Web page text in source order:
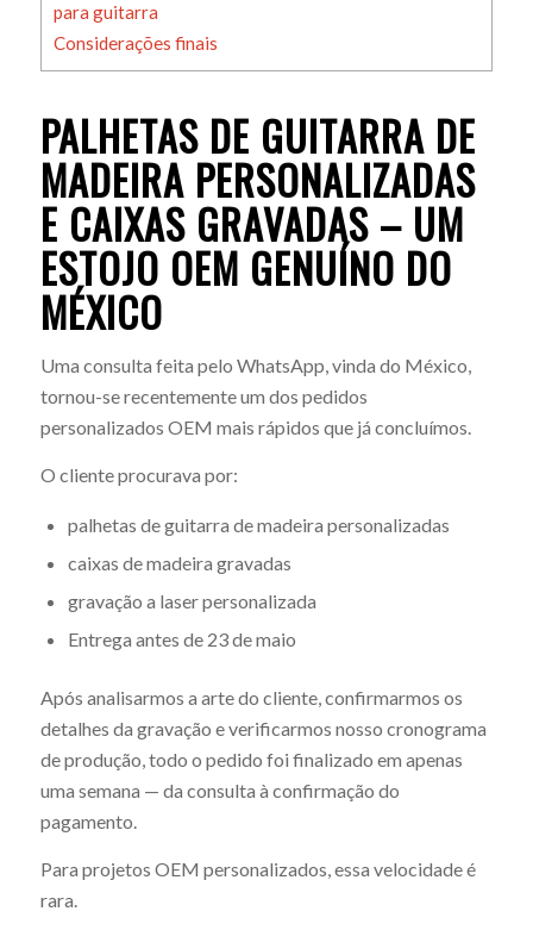
para guitarra
Considerações finais
PALHETAS DE GUITARRA DE
MADEIRA PERSONALIZADAS
E CAIXAS GRAVADAS – UM
ESTOJO OEM GENUÍNO DO
MÉXICO
Uma consulta feita pelo WhatsApp, vinda do México,
tornou-se recentemente um dos pedidos
personalizados OEM mais rápidos que já concluímos.
O cliente procurava por:
palhetas de guitarra de madeira personalizadas
caixas de madeira gravadas
gravação a laser personalizada
Entrega antes de 23 de maio
Após analisarmos a arte do cliente, confirmarmos os
detalhes da gravação e verificarmos nosso cronograma
de produção, todo o pedido foi finalizado em apenas
uma semana — da consulta à confirmação do
pagamento.
Para projetos OEM personalizados, essa velocidade é
rara.